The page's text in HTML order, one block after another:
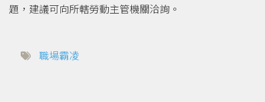
題，建議可向所轄勞動主管機關洽詢。
職場霸凌